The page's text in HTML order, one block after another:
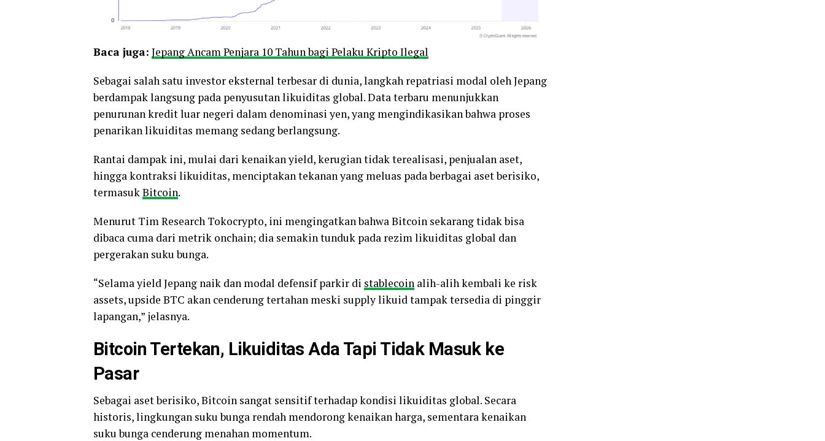
Baca juga: Jepang Ancam Penjara 10 Tahun bagi Pelaku Kripto Ilegal
Sebagai salah satu investor eksternal terbesar di dunia, langkah repatriasi modal oleh Jepang
berdampak langsung pada penyusutan likuiditas global. Data terbaru menunjukkan
penurunan kredit luar negeri dalam denominasi yen, yang mengindikasikan bahwa proses
penarikan likuiditas memang sedang berlangsung.
Rantai dampak ini, mulai dari kenaikan yield, kerugian tidak terealisasi, penjualan aset,
hingga kontraksi likuiditas, menciptakan tekanan yang meluas pada berbagai aset berisiko,
termasukBitcoin.
Menurut Tim Research Tokocrypto, ini mengingatkan bahwa Bitcoin sekarang tidak bisa
dibaca cuma dari metrik onchain; dia semakin tunduk pada rezim likuiditas global dan
pergerakan suku bunga.
“Selama yield Jepang naik dan modal defensif parkir di stablecoin alih-alih kembali ke risk
assets, upside BTC akan cenderung tertahan meski supply likuid tampak tersedia di pinggir
lapangan,” jelasnya.
Bitcoin Tertekan, Likuiditas Ada Tapi Tidak Masuk ke
Pasar
Sebagai aset berisiko, Bitcoin sangat sensitif terhadap kondisi likuiditas global. Secara
historis, lingkungan suku bunga rendah mendorong kenaikan harga, sementara kenaikan
suku bunga cenderung menahan momentum.